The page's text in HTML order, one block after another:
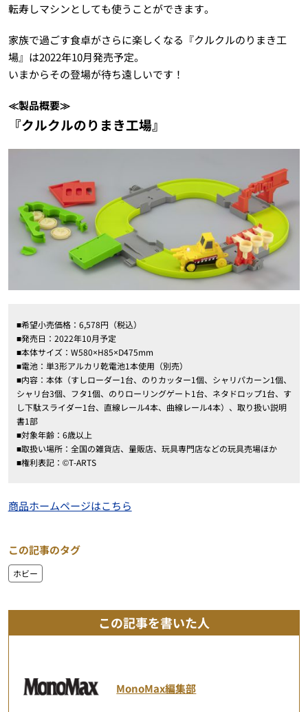
転寿しマシンとしても使うことができます。
家族で過ごす食卓がさらに楽しくなる『クルクルのりまき工
場』は2022年10月発売予定。
いまからその登場が待ち遠しいです！
≪製品概要≫
『クルクルのりまき工場』
■希望小売価格：6,578円（税込）
■発売日：2022年10月予定
■本体サイズ：W580×H85×D475mm
■電池：単3形アルカリ乾電池1本使用（別売）
■内容：本体（すしローダー1台、のりカッター1個、シャリパカーン1個、
シャリ台3個、フタ1個、のりローリングゲート1台、ネタドロップ1台、す
し下駄スライダー1台、直線レール4本、曲線レール4本）、取り扱い説明
書1部
■対象年齢：6歳以上
■取扱い場所：全国の雑貨店、量販店、玩具専門店などの玩具売場ほか
■権利表記：©T-ARTS
商品ホームページはこちら
この記事のタグ
ホビー
この記事を書いた人
MonoMax編集部